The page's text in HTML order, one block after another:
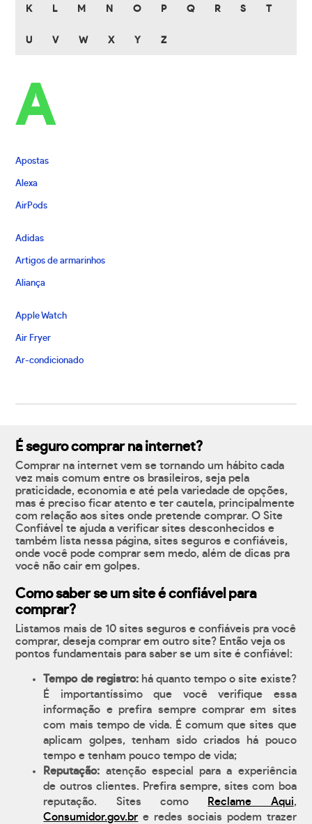
K L M N O P Q R S T
U V W X Y Z
A
Apostas
Alexa
AirPods
Adidas
Artigos de armarinhos
Aliança
Apple Watch
Air Fryer
Ar-condicionado
É seguro comprar na internet?
Comprar na internet vem se tornando um hábito cada
vez mais comum entre os brasileiros, seja pela
praticidade, economia e até pela variedade de opções,
mas é preciso ficar atento e ter cautela, principalmente
com relação aos sites onde pretende comprar. O Site
Confiável te ajuda a verificar sites desconhecidos e
também lista nessa página, sites seguros e confiáveis,
onde você pode comprar sem medo, além de dicas pra
você não cair em golpes.
Como saber se um site é confiável para
comprar?
Listamos mais de 10 sites seguros e confiáveis pra você
comprar, deseja comprar em outro site? Então veja os
pontos fundamentais para saber se um site é confiável:
Tempo de registro:há quanto tempo o site existe?
É importantíssimo que você verifique essa
informação e prefira sempre comprar em sites
com mais tempo de vida. É comum que sites que
aplicam golpes, tenham sido criados há pouco
tempo e tenham pouco tempo de vida;
Reputação: atenção especial para a experiência
de outros clientes. Prefira sempre, sites com boa
reputação. Sites como
Reclame Aqui,
Consumidor.gov.br e redes sociais podem trazer